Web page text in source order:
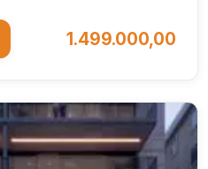
1.499.000,00